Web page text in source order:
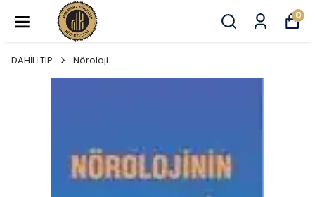
0
DAHİLİ TIP Nöroloji